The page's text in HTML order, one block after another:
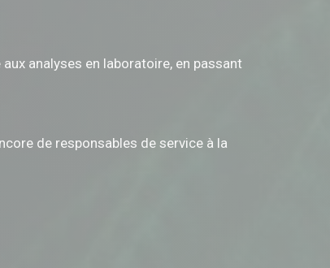
analyses en laboratoire, en passant
de responsables de service à la